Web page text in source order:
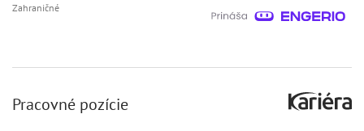
Zahraničné
Pracovné pozície